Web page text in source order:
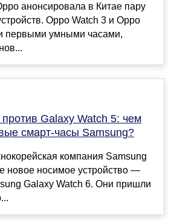
анонсировала в Китае пару
Oppo Watch 3 и Oppo
первыми умными часами,
Galaxy Watch 5: чем
смарт-часы Samsung?
компания Samsung
новое носимое устройство —
Galaxy Watch 6. Они пришли